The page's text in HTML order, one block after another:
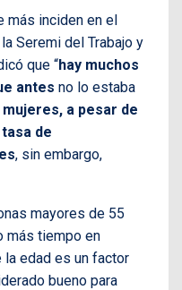
más inciden en el
Seremi del Trabajo y
que “hay muchos
antes no lo estaba
a pesar de
de
, sin embargo,
mayores de 55
más tiempo en
la edad es un factor
bueno para